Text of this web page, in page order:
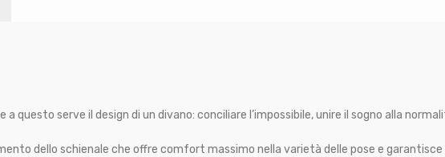
a questo serve il design di un divano: conciliare l’impossibile, unire il sogno alla
dello schienale che offre comfort massimo nella varietà delle pose e